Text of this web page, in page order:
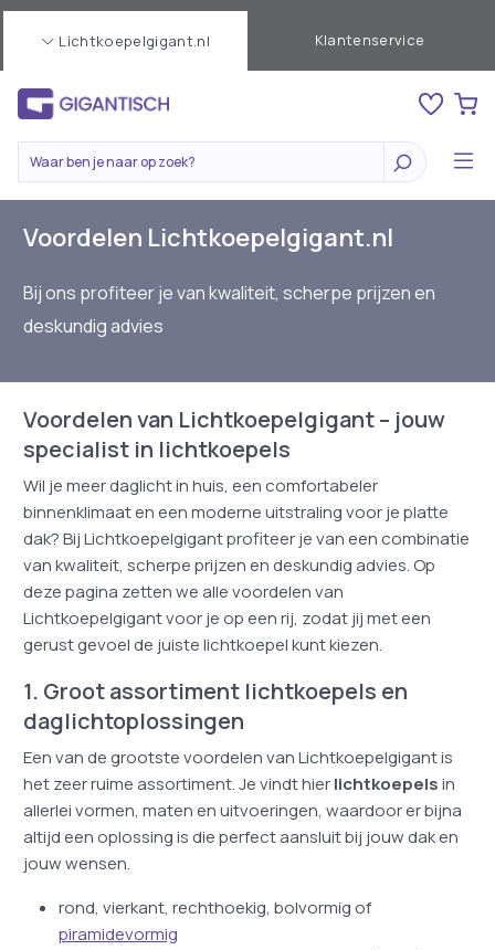
Lichtkoepelgigant.nl Klantenservice
Voordelen Lichtkoepelgigant.nl
Bij ons profiteer je van kwaliteit, scherpe prijzen en
deskundig advies
Voordelen van Lichtkoepelgigant – jouw
specialist in lichtkoepels
Wil je meer daglicht in huis, een comfortabeler
binnenklimaat en een moderne uitstraling voor je platte
dak? Bij Lichtkoepelgigant profiteer je van een combinatie
van kwaliteit, scherpe prijzen en deskundig advies. Op
deze pagina zetten we alle voordelen van
Lichtkoepelgigant voor je op een rij, zodat jij met een
gerust gevoel de juiste lichtkoepel kunt kiezen.
1. Groot assortiment lichtkoepels en
daglichtoplossingen
Een van de grootste voordelen van Lichtkoepelgigant is
het zeer ruime assortiment. Je vindt hierlichtkoepelsin
allerlei vormen, maten en uitvoeringen, waardoor er bijna
altijd een oplossing is die perfect aansluit bij jouw dak en
jouw wensen.
rond, vierkant, rechthoekig, bolvormig of
piramidevormig